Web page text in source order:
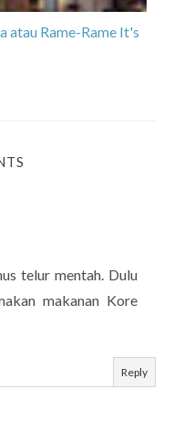
atau Rame-Rame It's
telur mentah. Dulu
makanan Kore
Reply